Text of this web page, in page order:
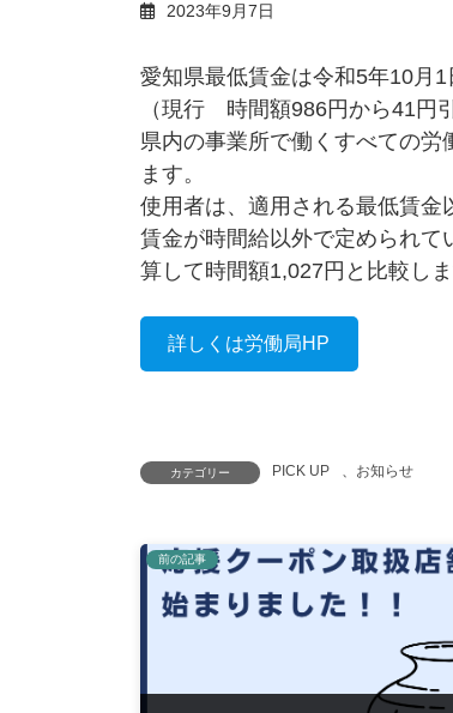
2023年9月7日
愛知県最低賃金は令和5年10月1
（現行 時間額986円から41円
県内の事業所で働くすべての
ます。
使用者は、適用される最低賃金
賃金が時間給以外で定められて
算して時間額1,027円と比較し
詳しくは労働局HP
カテゴリー PICK UP 、 お知らせ
前の記事